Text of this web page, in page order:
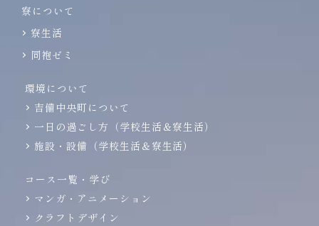
寮について
寮生活
同袍ゼミ
環境について
吉備中央町について
一日の過ごし方（学校生活＆寮生活）
施設・設備（学校生活＆寮生活）
コース一覧・学び
マンガ・アニメーション
クラフトデザイン